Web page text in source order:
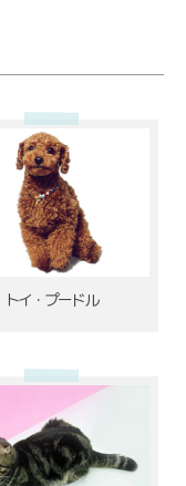
トイ・プードル